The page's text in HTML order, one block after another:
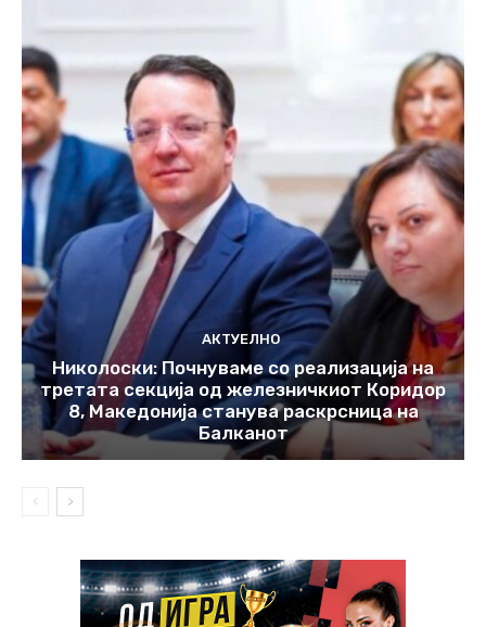
АКТУЕЛНО
Николоски: Почнуваме со реализација на
третата секција од железничкиот Коридор
8, Македонија станува раскрсница на
Балканот